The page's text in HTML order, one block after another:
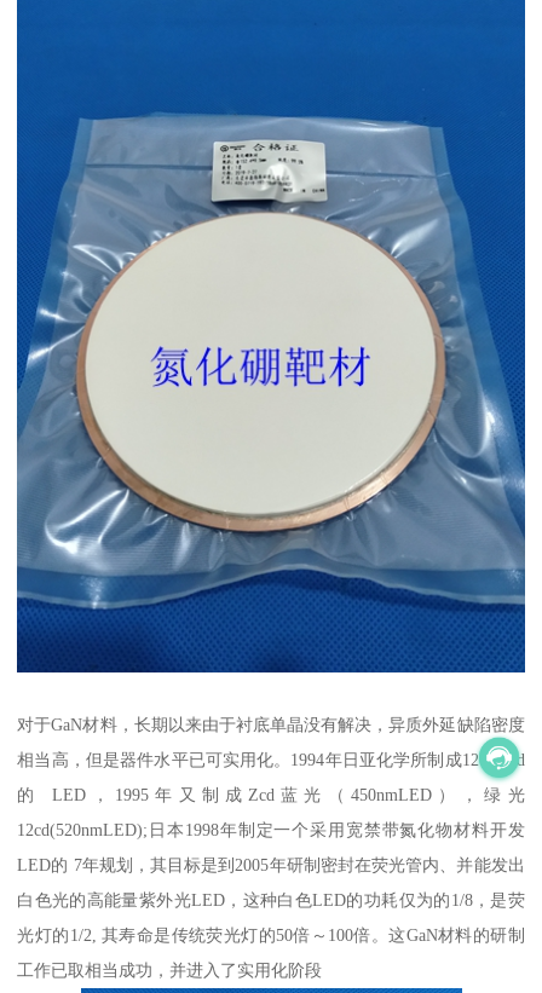
对于GaN材料，长期以来由于衬底单晶没有解决，异质外延缺陷密度
相当高，但是器件水平已可实用化。1994年日亚化学所制成1200mcd
的 LED，1995年又制成Zcd蓝光（450nmLED），绿光
12cd(520nmLED);日本1998年制定一个采用宽禁带氮化物材料开发
LED的 7年规划，其目标是到2005年研制密封在荧光管内、并能发出
白色光的高能量紫外光LED，这种白色LED的功耗仅为的1/8，是荧
光灯的1/2, 其寿命是传统荧光灯的50倍～100倍。这GaN材料的研制
工作已取相当成功，并进入了实用化阶段